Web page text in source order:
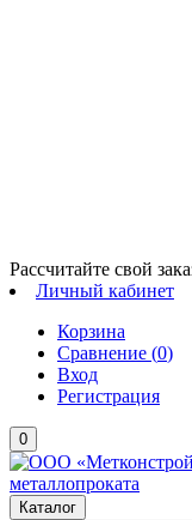
Рассчитайте свой
Личный кабинет
Корзина
Сравнение (0)
Вход
Регистрация
0
Каталог